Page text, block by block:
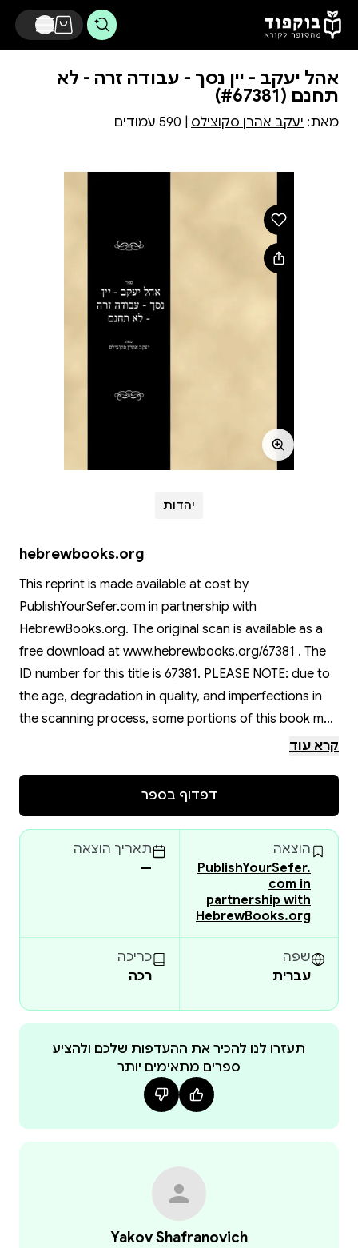
דלג לתוכן הראשי
אהל יעקב - יין נסך - עבודה זרה - לא
תחנם (#67381)
מאת: יעקב אהרן סקוצילס
יהדות
hebrewbooks.org
This reprint is made available at cost by
PublishYourSefer.com in partnership with
HebrewBooks.org. The original scan is available as a
free download at www.hebrewbooks.org/67381 . The
ID number for this title is 67381. PLEASE NOTE: due to
the age, degradation in quality, and imperfections in
the scanning process, some portions of this book may
be obscured, damaged or incomplete. Please check
קרא עוד
דפדוף בספר
הוצאה
PublishYourSefer.
com in
partnership with
HebrewBooks.org
תאריך הוצאה
—
שפה
עברית
כריכה
רכה
תעזרו לנו להכיר את ההעדפות שלכם ולהציע
ספרים מתאימים יותר
Yakov Shafranovich